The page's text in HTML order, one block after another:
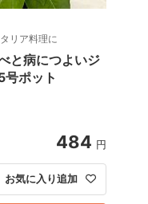
リア料理に
と病につよいジ
ポット
484 円
お気に入り追加